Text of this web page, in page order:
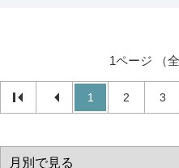
1ページ （
1 2 3